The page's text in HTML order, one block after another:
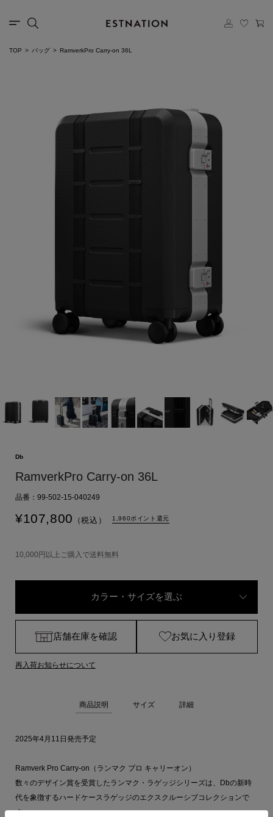
TOP バッグ RamverkPro Carry-on 36L
Db
RamverkPro Carry-on 36L
品番：99-502-15-040249
¥107,800 （税込） 1,960ポイント還元
10,000円以上ご購入で送料無料
カラー・サイズを選ぶ
店舗在庫を確認 お気に入り登録
再入荷お知らせについて
商品説明 サイズ 詳細
2025年4月11日発売予定
Ramverk Pro Carry-on（ランマク プロ キャリーオン）
数々のデザイン賞を受賞したランマク・ラゲッジシリーズは、Dbの新時
代を象徴するハードケースラゲッジのエクスクルーシブコレクションで
す。